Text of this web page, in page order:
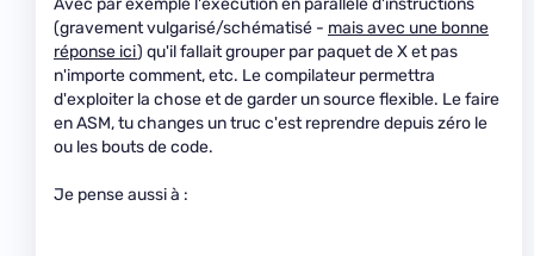
(gravement vulgarisé/schématisé - mais avec une bonne
réponse ici) qu'il fallait grouper par paquet de X et pas
n'importe comment, etc. Le compilateur permettra
d'exploiter la chose et de garder un source flexible. Le faire
en ASM, tu changes un truc c'est reprendre depuis zéro le
ou les bouts de code.
Je pense aussi à :